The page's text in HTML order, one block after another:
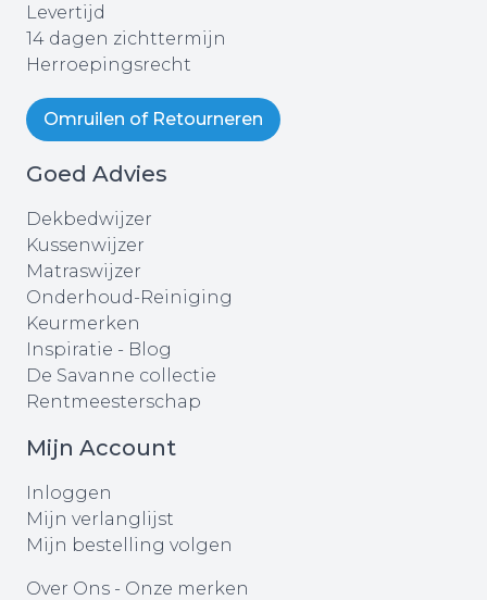
Levertijd
14 dagen zichttermijn
Herroepingsrecht
Omruilen of Retourneren
Goed Advies
Dekbedwijzer
Kussenwijzer
Matraswijzer
Onderhoud-Reiniging
Keurmerken
Inspiratie - Blog
De Savanne collectie
Rentmeesterschap
Mijn Account
Inloggen
Mijn verlanglijst
Mijn bestelling volgen
Over Ons - Onze merken